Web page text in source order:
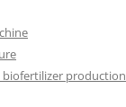
production